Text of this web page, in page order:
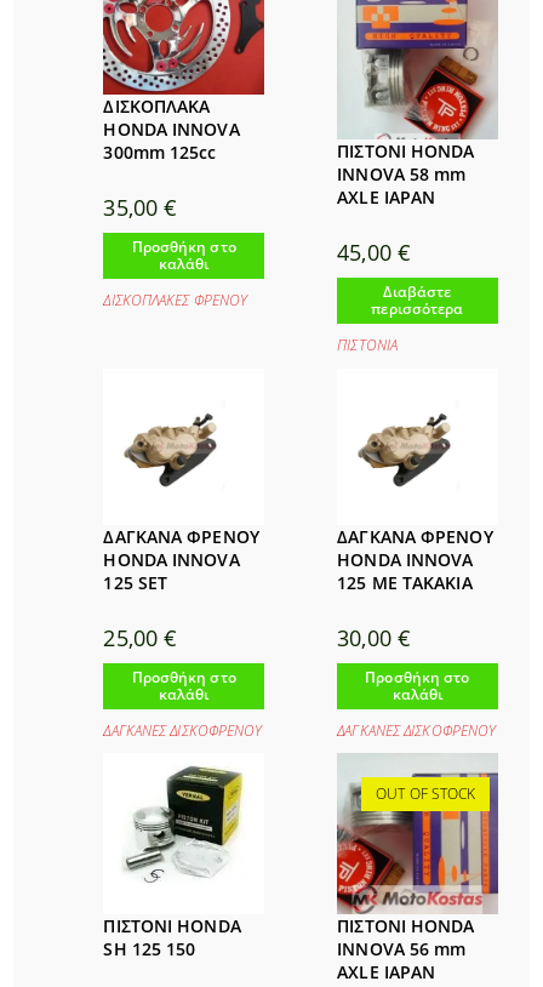
ΔΙΣΚΟΠΛΑΚΑ
HONDA INNOVA
300mm 125cc
35,00€
Προσθήκη στο
καλάθι
ΔΙΣΚΟΠΛΑΚΕΣ ΦΡΕΝΟΥ
ΠΙΣΤΟΝΙ HONDA
INNOVA 58 mm
AXLE IAPAN
45,00 €
Διαβάστε
περισσότερα
ΠΙΣΤΟΝΙΑ
ΔΑΓΚΑΝΑ ΦΡΕΝΟΥ
HONDA INNOVA
125 SET
25,00€
Προσθήκη στο
καλάθι
ΔΑΓΚΑΝΕΣ ΔΙΣΚΟΦΡΕΝΟΥ
ΔΑΓΚΑΝΑ ΦΡΕΝΟΥ
HONDA INNOVA
125 ΜΕ ΤΑΚΑΚΙΑ
30,00 €
Προσθήκη στο
καλάθι
ΔΑΓΚΑΝΕΣ ΔΙΣΚΟΦΡΕΝΟΥ
ΠΙΣΤΟΝΙ HONDA
SH 125 150
OUT OF STOCK
ΠΙΣΤΟΝΙ HONDA
INNOVA 56 mm
AXLE IAPAN